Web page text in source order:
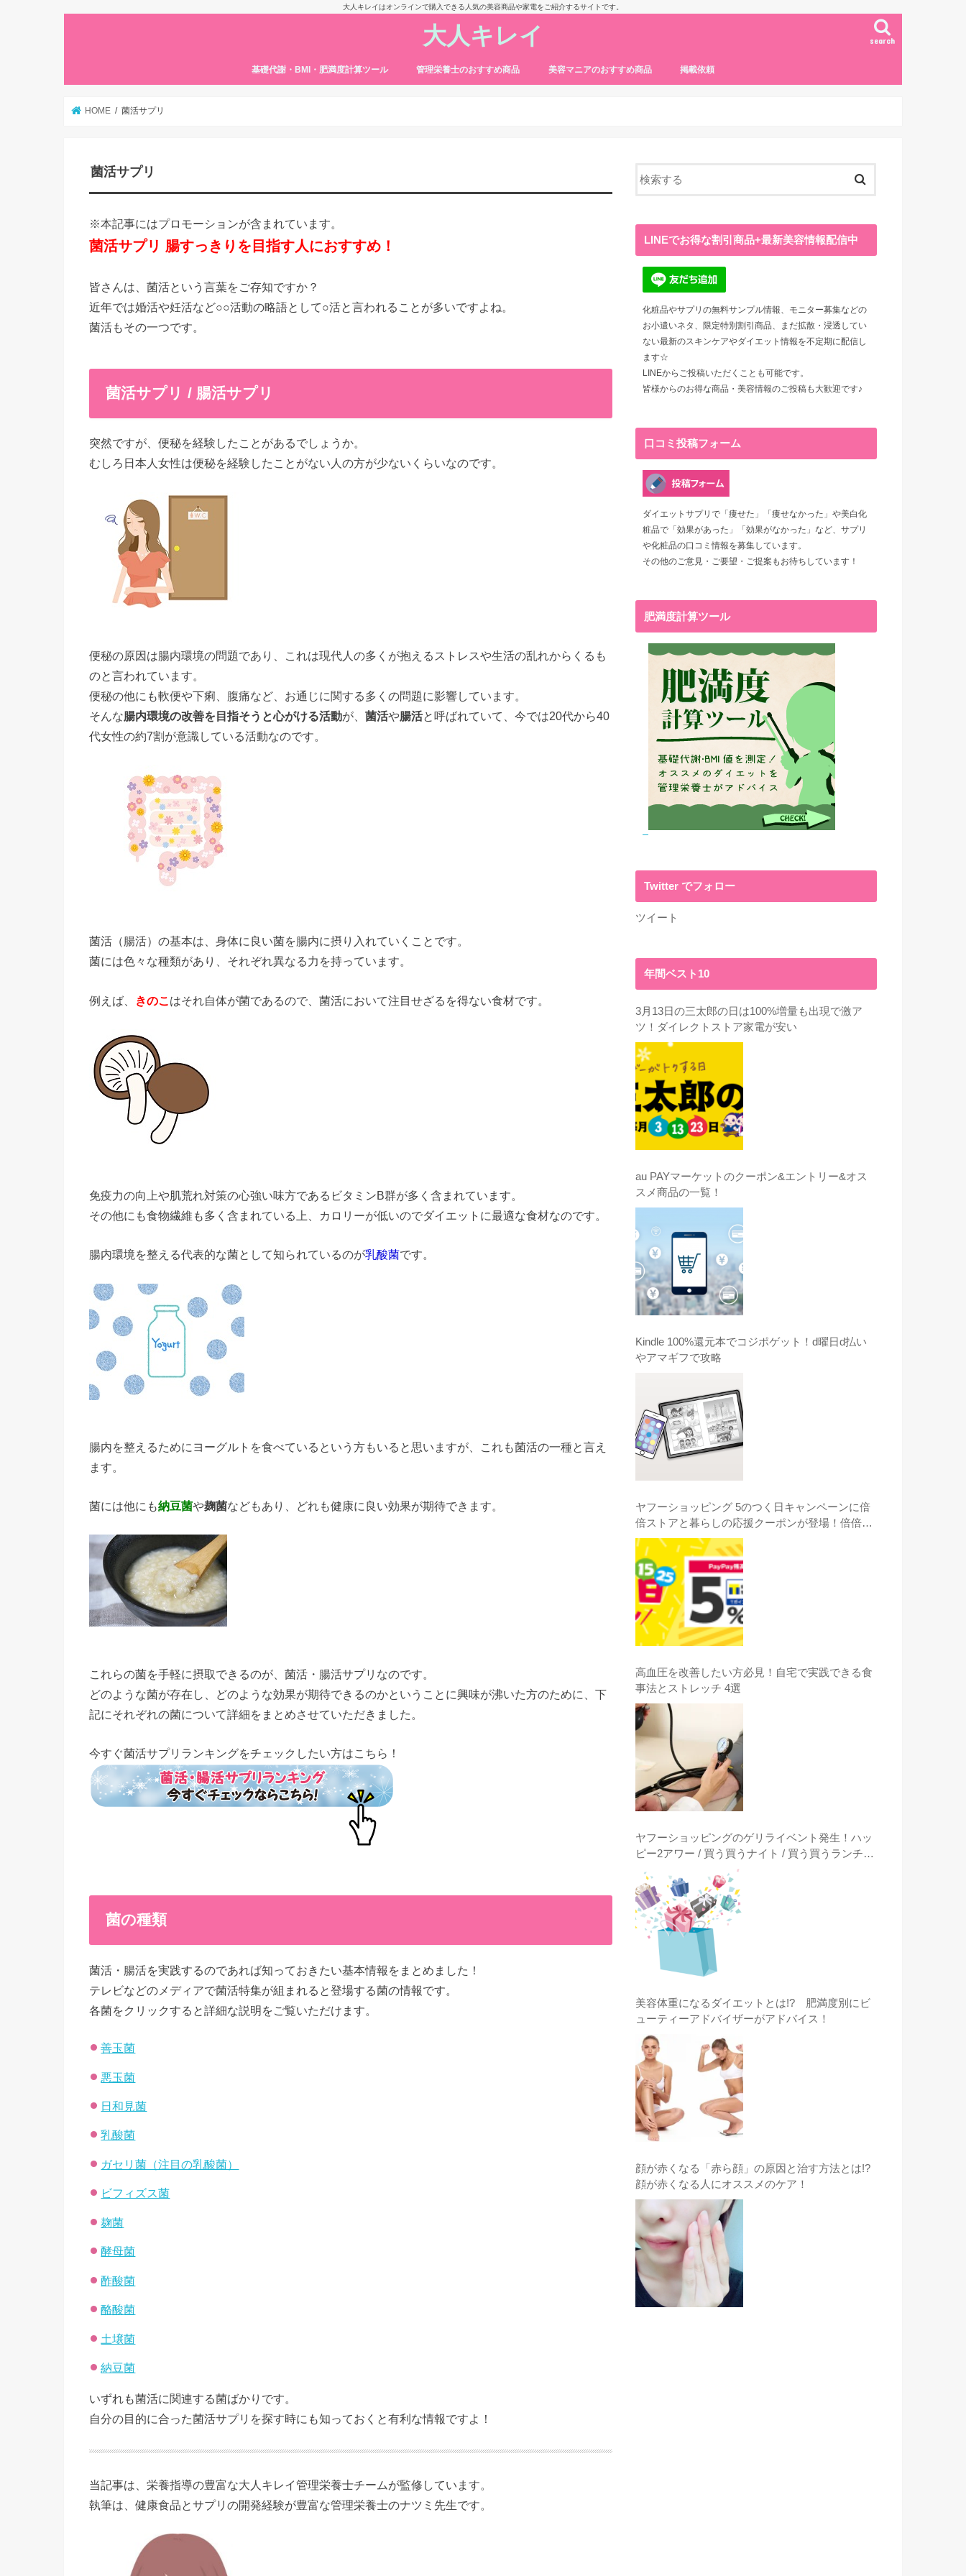
大人キレイはオンラインで購入できる人気の美容商品や家電をご紹介するサイトです。
大人キレイ search
基礎代謝・BMI・肥満度計算ツール 管理栄養士のおすすめ商品 美容マニアのおすすめ商品 掲載依頼
HOME 菌活サプリ
菌活サプリ
※本記事にはプロモーションが含まれています。
菌活サプリ 腸すっきりを目指す人におすすめ！
皆さんは、菌活という言葉をご存知ですか？
近年では婚活や妊活など○○活動の略語として○活と言われることが多いですよね。
菌活もその一つです。
菌活サプリ / 腸活サプリ
突然ですが、便秘を経験したことがあるでしょうか。
むしろ日本人女性は便秘を経験したことがない人の方が少ないくらいなのです。
便秘の原因は腸内環境の問題であり、これは現代人の多くが抱えるストレスや生活の乱れからくるも
のと言われています。
便秘の他にも軟便や下痢、腹痛など、お通じに関する多くの問題に影響しています。
そんな腸内環境の改善を目指そうと心がける活動が、 菌活や腸活と呼ばれていて、今では20代から40
代女性の約7割が意識している活動なのです。
菌活（腸活）の基本は、身体に良い菌を腸内に摂り入れていくことです。
菌には色々な種類があり、それぞれ異なる力を持っています。
例えば、 きのこ はそれ自体が菌であるので、菌活において注目せざるを得ない食材です。
免疫力の向上や肌荒れ対策の心強い味方であるビタミンB群が多く含まれています。
その他にも食物繊維も多く含まれている上、カロリーが低いのでダイエットに最適な食材なのです。
腸内環境を整える代表的な菌として知られているのが乳酸菌です。
腸内を整えるためにヨーグルトを食べているという方もいると思いますが、これも菌活の一種と言え
ます。
菌には他にも納豆菌や麹菌などもあり、どれも健康に良い効果が期待できます。
これらの菌を手軽に摂取できるのが、菌活・腸活サプリなのです。
どのような菌が存在し、どのような効果が期待できるのかということに興味が沸いた方のために、下
記にそれぞれの菌について詳細をまとめさせていただきました。
今すぐ菌活サプリランキングをチェックしたい方はこちら！
菌の種類
菌活・腸活を実践するのであれば知っておきたい基本情報をまとめました！
テレビなどのメディアで菌活特集が組まれると登場する菌の情報です。
各菌をクリックすると詳細な説明をご覧いただけます。
善玉菌
悪玉菌
日和見菌
乳酸菌
ガセリ菌（注目の乳酸菌）
ビフィズス菌
麹菌
酵母菌
酢酸菌
酪酸菌
土壌菌
納豆菌
いずれも菌活に関連する菌ばかりです。
自分の目的に合った菌活サプリを探す時にも知っておくと有利な情報ですよ！
当記事は、栄養指導の豊富な大人キレイ管理栄養士チームが監修しています。
執筆は、健康食品とサプリの開発経験が豊富な管理栄養士のナツミ先生です。
LINEでお得な割引商品+最新美容情報配信中
化粧品やサプリの無料サンプル情報、モニター募集などの
お小遣いネタ、限定特別割引商品、まだ拡散・浸透してい
ない最新のスキンケアやダイエット情報を不定期に配信し
ます☆
LINEからご投稿いただくことも可能です。
皆様からのお得な商品・美容情報のご投稿も大歓迎です♪
口コミ投稿フォーム
ダイエットサプリで「痩せた」「痩せなかった」や美白化
粧品で「効果があった」「効果がなかった」など、サプリ
や化粧品の口コミ情報を募集しています。
その他のご意見・ご要望・ご提案もお待ちしています！
肥満度計算ツール
Twitter でフォロー
ツイート
年間ベスト10
3月13日の三太郎の日は100%増量も出現で激ア
ツ！ダイレクトストア家電が安い
au PAYマーケットのクーポン&エントリー&オス
スメ商品の一覧！
Kindle 100%還元本でコジポゲット！d曜日d払い
やアマギフで攻略
ヤフーショッピング 5のつく日キャンペーンに倍
倍ストアと暮らしの応援クーポンが登場！倍倍ス
トアのコジマのGOPRO HERO8がオススメ！
高血圧を改善したい方必見！自宅で実践できる食
事法とストレッチ 4選
ヤフーショッピングのゲリライベント発生！ハッ
ピー2アワー / 買う買うナイト / 買う買うランチタ
イム / クーポンは突然に出現時に激安購入する方
法
美容体重になるダイエットとは!? 肥満度別にビ
ューティーアドバイザーがアドバイス！
顔が赤くなる「赤ら顔」の原因と治す方法とは!?
顔が赤くなる人にオススメのケア！